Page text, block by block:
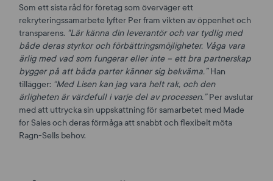
Som ett sista råd för företag som överväger ett
rekryteringssamarbete lyfter Per fram vikten av öppenhet och
transparens. "Lär känna din leverantör och var tydlig med
både deras styrkor och förbättringsmöjligheter. Våga vara
ärlig med vad som fungerar eller inte – ett bra partnerskap
bygger på att båda parter känner sig bekväma.”Han
tillägger: “Med Lisen kan jag vara helt rak, och den
ärligheten är värdefull i varje del av processen.”Per avslutar
med att uttrycka sin uppskattning för samarbetet med Made
for Sales och deras förmåga att snabbt och flexibelt möta
Ragn-Sells behov.